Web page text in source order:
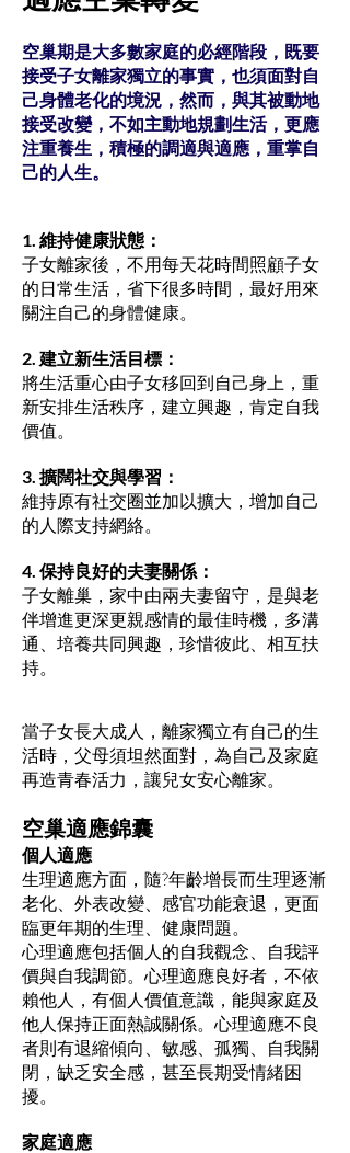
空巢期是大多數家庭的必經階段，既要
接受子女離家獨立的事實，也須面對自
己身體老化的境況，然而，與其被動地
接受改變，不如主動地規劃生活，更應
注重養生，積極的調適與適應，重掌自
己的人生。
1. 維持健康狀態：
子女離家後，不用每天花時間照顧子女
的日常生活，省下很多時間，最好用來
關注自己的身體健康。
2. 建立新生活目標：
將生活重心由子女移回到自己身上，重
新安排生活秩序，建立興趣，肯定自我
價值。
3. 擴闊社交與學習：
維持原有社交圈並加以擴大，增加自己
的人際支持網絡。
4. 保持良好的夫妻關係：
子女離巢，家中由兩夫妻留守，是與老
伴增進更深更親感情的最佳時機，多溝
通、培養共同興趣，珍惜彼此、相互扶
持。
當子女長大成人，離家獨立有自己的生
活時，父母須坦然面對，為自己及家庭
再造青春活力，讓兒女安心離家。
空巢適應錦囊
個人適應
生理適應方面，隨?年齡增長而生理逐漸
老化、外表改變、感官功能衰退，更面
臨更年期的生理、健康問題。
心理適應包括個人的自我觀念、自我評
價與自我調節。心理適應良好者，不依
賴他人，有個人價值意識，能與家庭及
他人保持正面熱誠關係。心理適應不良
者則有退縮傾向、敏感、孤獨、自我關
閉，缺乏安全感，甚至長期受情緒困
擾。
家庭適應